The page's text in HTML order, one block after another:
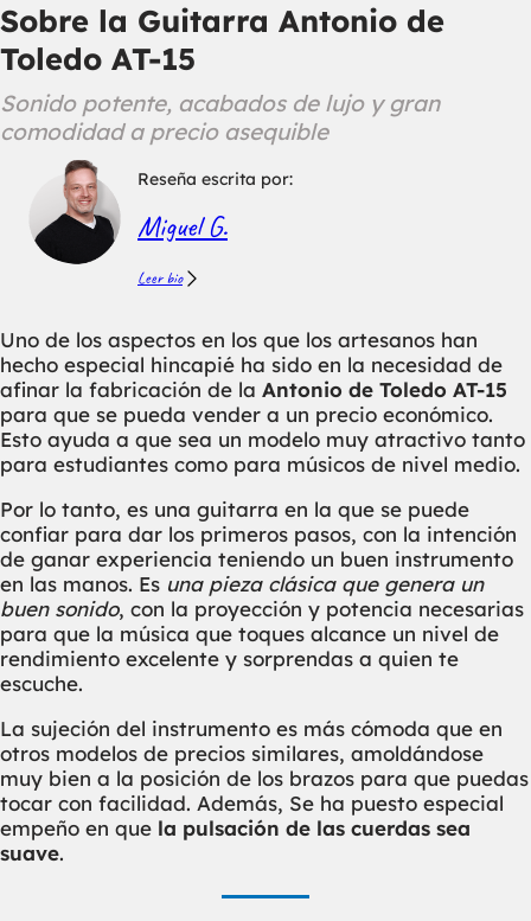
Sobre la Guitarra Antonio de
Toledo AT-15
Sonido potente, acabados de lujo y gran
comodidad a precio asequible
Reseña escrita por:
Miguel G.
Leer bio
Uno de los aspectos en los que los artesanos han
hecho especial hincapié ha sido en la necesidad de
afinar la fabricación de la Antonio de Toledo AT-15
para que se pueda vender a un precio económico.
Esto ayuda a que sea un modelo muy atractivo tanto
para estudiantes como para músicos de nivel medio.
Por lo tanto, es una guitarra en la que se puede
confiar para dar los primeros pasos, con la intención
de ganar experiencia teniendo un buen instrumento
en las manos. Es una pieza clásica que genera un
buen sonido, con la proyección y potencia necesarias
para que la música que toques alcance un nivel de
rendimiento excelente y sorprendas a quien te
escuche.
La sujeción del instrumento es más cómoda que en
otros modelos de precios similares, amoldándose
muy bien a la posición de los brazos para que puedas
tocar con facilidad. Además, Se ha puesto especial
empeño en que la pulsación de las cuerdas sea
suave.